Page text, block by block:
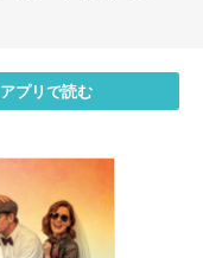
アプリで読む